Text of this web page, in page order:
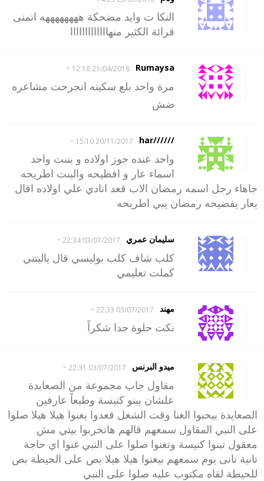
النكا ت وايد مضحكة ههههههههه اتمنى
قرائة الكثير منهااااااااااااا
Rumaysa
21/04/2018 12:18
-
مرة واحد بلع سكينه انجرحت مشاعره
ضش
//////har
20/11/2017 15:10
-
واحد عنده جوز اولاده و بننت واحد
اسماء عار و افظيحه والبنت اطريحه
جاهاء رجل اسمه رمضان الاب قعد انادي علي اولاده اقال
يعار يفضيحه رمضان يبي اطريحه
سليمان عمري 03/07/2017 22:34
-
كلب شاف كلب بوليسي قال ياليتني
كملت تعليمي
مهند 03/07/2017 22:33
-
نكت حلوة جدا شكراً
ميدو البرنس 03/07/2017 22:31
-
مقاول جاب مجموعة من الصعايدة
علشان يبنو كنيسة وطبعاً عارفين
الصعايدة بيحبوا الغنا وقت الشغل قعدوا يغنوا هيلا هيلا صلوا
على النبي المقاول سمعهم قالهم هاتخربوا بيتي مش
معقول تبنوا كنيسة وتغنوا صلوا على النبي غنوا اي حاجة
تانية تانى يوم سمعهم بيغنوا هيلا هيلا بص على الحيطة بص
للحيطة لقاه مكتوب عليه صلوا على النبي